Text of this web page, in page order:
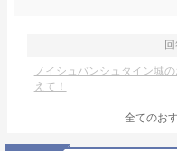
ノイシュバンシュタイン城
えて！
全てのお